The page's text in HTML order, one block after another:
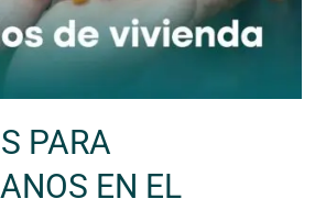
PARA
EN EL